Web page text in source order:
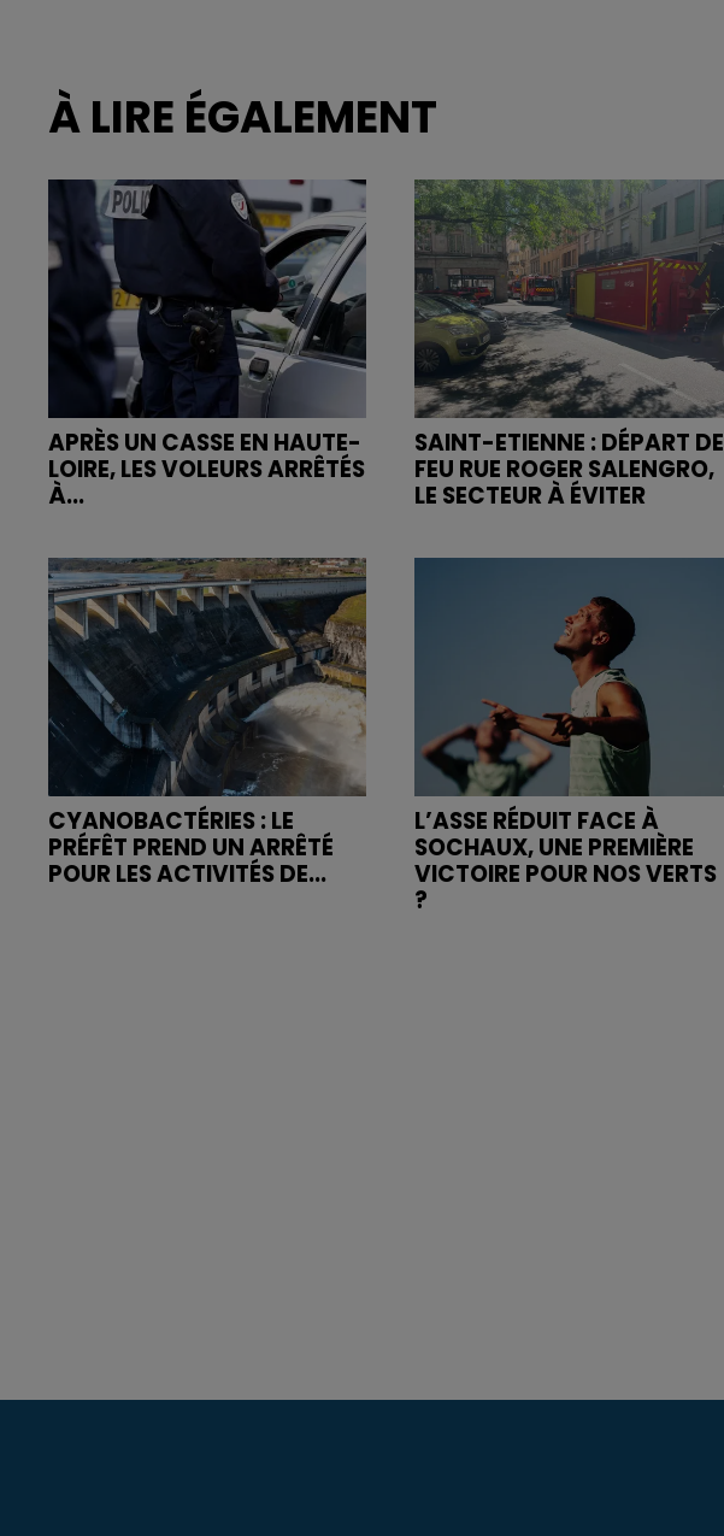
À LIRE ÉGALEMENT
APRÈS UN CASSE EN HAUTE-
LOIRE, LES VOLEURS ARRÊTÉS
À...
SAINT-ETIENNE : DÉPART DE
FEU RUE ROGER SALENGRO,
LE SECTEUR À ÉVITER
CYANOBACTÉRIES : LE
PRÉFÊT PREND UN ARRÊTÉ
POUR LES ACTIVITÉS DE...
L’ASSE RÉDUIT FACE À
SOCHAUX, UNE PREMIÈRE
VICTOIRE POUR NOS VERTS
?